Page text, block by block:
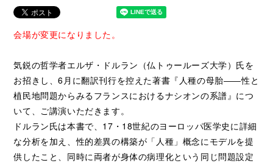
会場が変更になりました。
気鋭の哲学者エルザ・ドルラン（仏トゥールーズ大学）氏を
お招きし、6月に翻訳刊行を控えた著書『人種の母胎――性と
植民地問題からみるフランスにおけるナシオンの系譜』につ
いて、ご講演いただきます。
ドルラン氏は本書で、17・18世紀のヨーロッパ医学史に詳細
な分析を加え、性的差異の構築が「人種」概念にモデルを提
供したこと、同時に両者が身体の病理化という同じ問題設定